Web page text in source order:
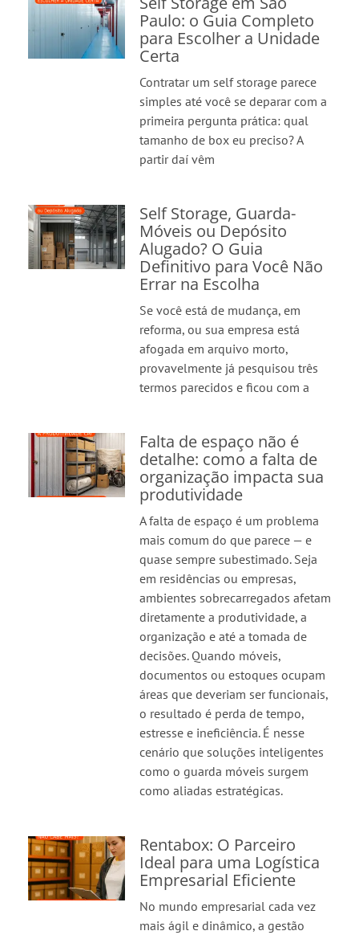
Paulo: o Guia Completo
para Escolher a Unidade
Certa
Contratar um self storage parece
simples até você se deparar com a
primeira pergunta prática: qual
tamanho de box eu preciso? A
partir daí vêm
Self Storage, Guarda-
Móveis ou Depósito
Alugado? O Guia
Definitivo para Você Não
Errar na Escolha
Se você está de mudança, em
reforma, ou sua empresa está
afogada em arquivo morto,
provavelmente já pesquisou três
termos parecidos e ficou com a
Falta de espaço não é
detalhe: como a falta de
organização impacta sua
produtividade
A falta de espaço é um problema
mais comum do que parece — e
quase sempre subestimado. Seja
em residências ou empresas,
ambientes sobrecarregados afetam
diretamente a produtividade, a
organização e até a tomada de
decisões. Quando móveis,
documentos ou estoques ocupam
áreas que deveriam ser funcionais,
o resultado é perda de tempo,
estresse e ineficiência. É nesse
cenário que soluções inteligentes
como o guarda móveis surgem
como aliadas estratégicas.
Rentabox: O Parceiro
Ideal para uma Logística
Empresarial Eficiente
No mundo empresarial cada vez
mais ágil e dinâmico, a gestão